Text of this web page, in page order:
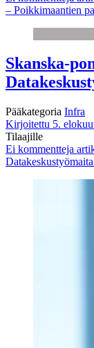
– Poikkimaantien
Skanska-
Pääkategoria Infra
Kirjoitettu 5.
Tilaajille
Ei kommentteja